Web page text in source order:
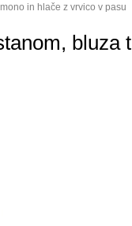
in hlače z vrvico v pasu